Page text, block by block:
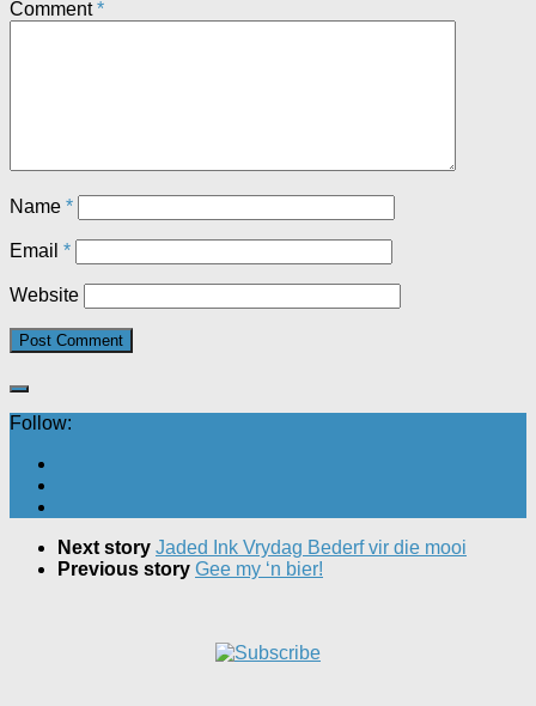
Comment*
Name *
Email *
Website
Follow:
Next story Jaded Ink Vrydag Bederf vir die mooi
Previous story Gee my ‘n bier!